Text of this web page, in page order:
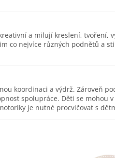
a milují kreslení, tvoření,
co nejvíce různých podnětů a
koordinaci a výdrž. Zároveň
spolupráce. Děti se mohou
je nutné procvičovat s